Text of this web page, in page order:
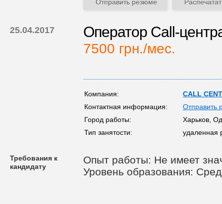
Отправить резюме
25.04.2017 Оператор Call-
7500 грн./мес.
Компания:
CALL
Контактная информация:
Отправить
Город работы:
Харьков,
Тип занятости:
удаленная
Требования к
кандидату
Опыт работы: Не имеет
Уровень образования: